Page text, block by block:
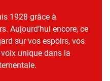
1928 grâce à
Aujourd’hui encore, ce
sur vos espoirs, vos
unique dans la